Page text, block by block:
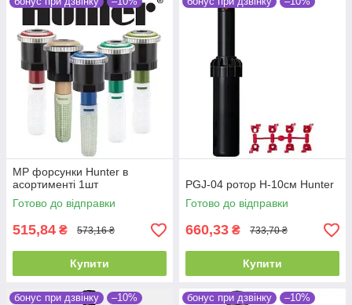
MP форсунки Hunter в
асортименті 1шт
Готово до відправки
515,84 ₴ 573,16 ₴
Купити
PGJ-04 ротор H-10см Hunter
Готово до відправки
660,33 ₴ 733,70 ₴
Купити
бонус при дзвінку –10% бонус при дзвінку –10%